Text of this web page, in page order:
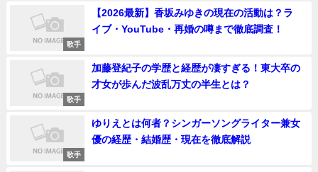
歌手
【2026最新】香坂みゆきの現在の活動は？ラ
イブ・YouTube・再婚の噂まで徹底調査！
歌手
加藤登紀子の学歴と経歴が凄すぎる！東大卒の
才女が歩んだ波乱万丈の半生とは？
歌手
ゆりえとは何者？シンガーソングライター兼女
優の経歴・結婚歴・現在を徹底解説